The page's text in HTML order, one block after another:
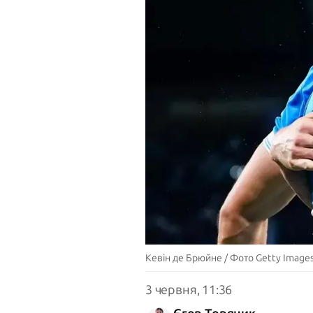
Кевін де Брюйне / Фото Getty
3 червня, 11:36